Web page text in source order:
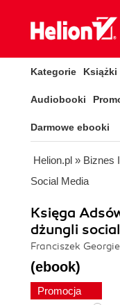
Kategorie Książki
Audiobooki
Darmowe ebooki
Helion.pl » Biznes
Social Media
Księga
dżungli
Franciszek
(ebook)
Promocja